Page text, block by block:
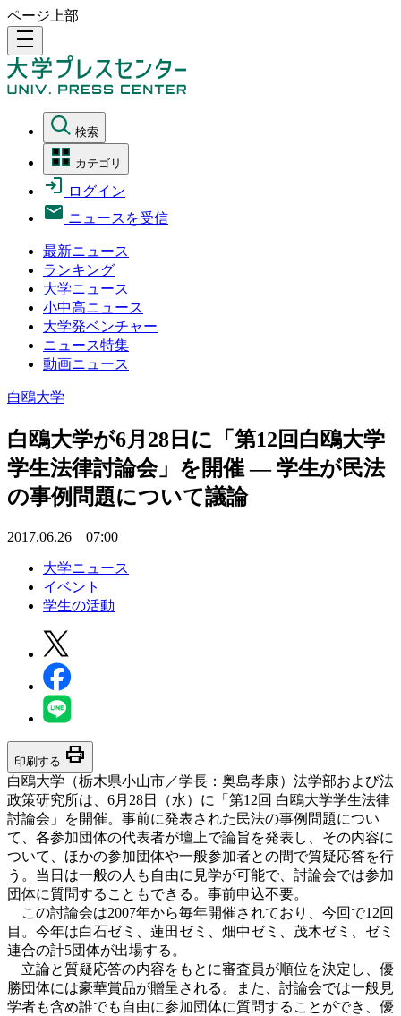
ページ上部
density_medium
検索
カテゴリ
ログイン
ニュースを受信
最新ニュース
ランキング
大学ニュース
小中高ニュース
大学発ベンチャー
ニュース特集
動画ニュース
白鴎大学
白鴎大学が6月28日に「第12回白鴎大学
学生法律討論会」を開催 — 学生が民法
の事例問題について議論
2017.06.26 07:00
大学ニュース
イベント
学生の活動
印刷する print
白鴎大学（栃木県小山市／学長：奥島孝康）法学部および法
政策研究所は、6月28日（水）に「第12回 白鴎大学学生法律
討論会」を開催。事前に発表された民法の事例問題につい
て、各参加団体の代表者が壇上で論旨を発表し、その内容に
ついて、ほかの参加団体や一般参加者との間で質疑応答を行
う。当日は一般の人も自由に見学が可能で、討論会では参加
団体に質問することもできる。事前申込不要。
この討論会は2007年から毎年開催されており、今回で12回
目。今年は白石ゼミ、蓮田ゼミ、畑中ゼミ、茂木ゼミ、ゼミ
連合の計5団体が出場する。
立論と質疑応答の内容をもとに審査員が順位を決定し、優
勝団体には豪華賞品が贈呈される。また、討論会では一般見
学者も含め誰でも自由に参加団体に質問することができ、優